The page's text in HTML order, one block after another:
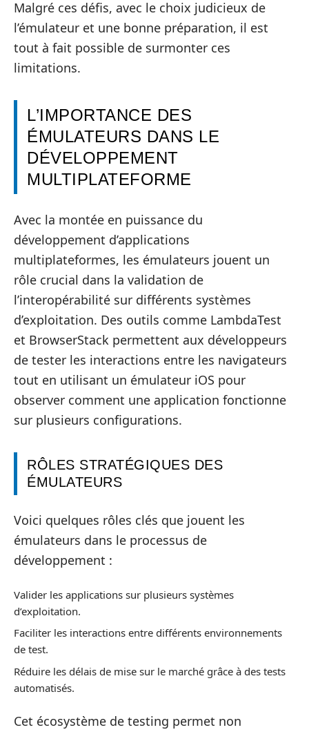
Malgré ces défis, avec le choix judicieux de
l’émulateur et une bonne préparation, il est
tout à fait possible de surmonter ces
limitations.
L’IMPORTANCE DES
ÉMULATEURS DANS LE
DÉVELOPPEMENT
MULTIPLATEFORME
Avec la montée en puissance du
développement d’applications
multiplateformes, les émulateurs jouent un
rôle crucial dans la validation de
l’interopérabilité sur différents systèmes
d’exploitation. Des outils comme LambdaTest
et BrowserStack permettent aux développeurs
de tester les interactions entre les navigateurs
tout en utilisant un émulateur iOS pour
observer comment une application fonctionne
sur plusieurs configurations.
RÔLES STRATÉGIQUES DES
ÉMULATEURS
Voici quelques rôles clés que jouent les
émulateurs dans le processus de
développement :
Valider les applications sur plusieurs systèmes
d’exploitation.
Faciliter les interactions entre différents environnements
de test.
Réduire les délais de mise sur le marché grâce à des tests
automatisés.
Cet écosystème de testing permet non